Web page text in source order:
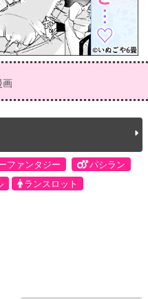
画
ファンタジー
パシラン
ランスロット